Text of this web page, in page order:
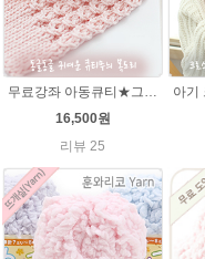
무료강좌 아동큐티★그레이스메리노울 뜨개실 유아목도리뜨기 뜨개질
16,500원
리뷰 25